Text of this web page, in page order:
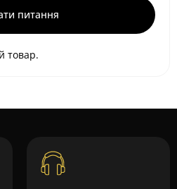
питання
товар.